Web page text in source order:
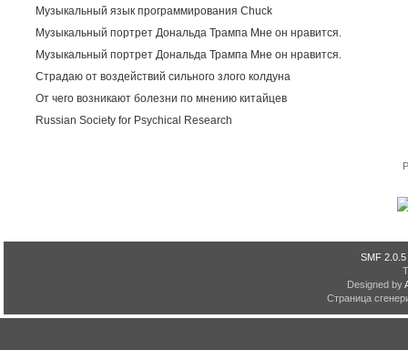
Музыкальный язык программирования Chuck
Музыкальный портрет Дональда Трампа Мне он нравится.
Музыкальный портрет Дональда Трампа Мне он нравится.
Страдаю от воздействий сильного злого колдуна
От чего возникают болезни по мнению китайцев
Russian Society for Psychical Research
SMF 2.0.5
Designed by
Страница